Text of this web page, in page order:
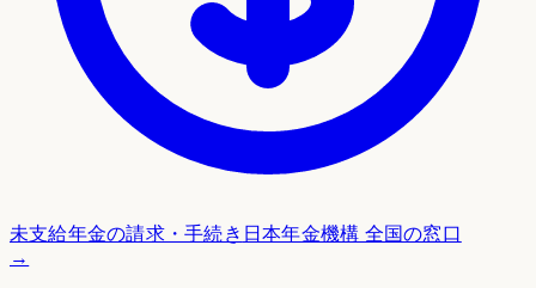
未支給年金の請求・手続き 日本年金機構 全国の窓口
→